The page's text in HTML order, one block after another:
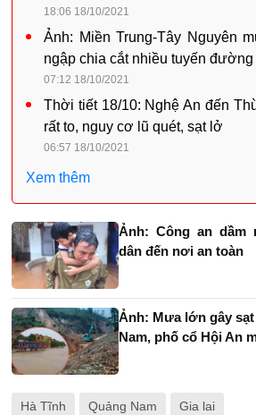
18:06 18/10/2021
Ảnh: Miền Trung-Tây Nguyên
ngập chia cắt nhiều tuyến đường
07:12 18/10/2021
Thời tiết 18/10: Nghệ An đến
rất to, nguy cơ lũ quét, sạt lở
06:57 18/10/2021
Xem thêm
Ảnh: Công an
dân đến nơi an toàn
Ảnh: Mưa lớn gây
Nam, phố cổ Hội An
Hà Tĩnh Quảng Nam Gia lai